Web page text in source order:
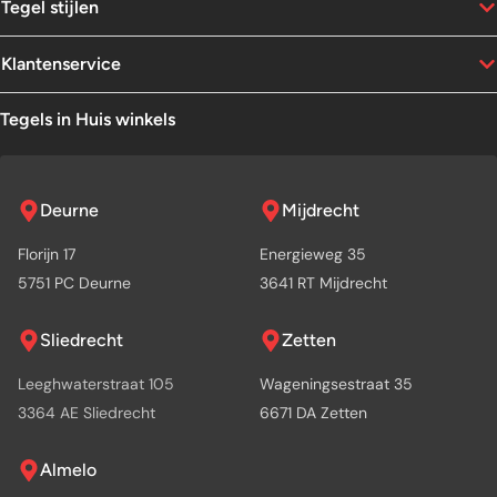
Tegel stijlen
Klantenservice
Tegels in Huis winkels
Deurne
Florijn 17
5751 PC Deurne
Mijdrecht
Energieweg 35
3641 RT Mijdrecht
Sliedrecht
Leeghwaterstraat 105
3364 AE Sliedrecht
Zetten
Wageningsestraat 35
6671 DA Zetten
Almelo